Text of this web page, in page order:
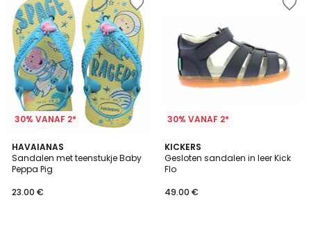
30% VANAF 2*
HAVAIANAS
Sandalen met teenstukje Baby
Peppa Pig
23.00 €
30% VANAF 2*
KICKERS
Gesloten sandalen in leer Kick
Flo
49.00 €
5
/
5